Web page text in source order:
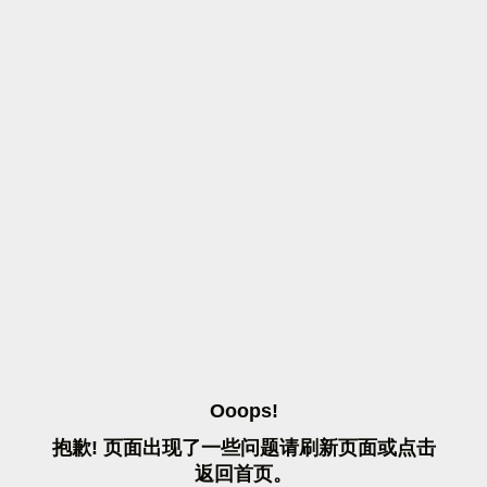
OOOPS!
抱歉! 页面出现了一些问题请刷 新页面或点击
返 回首页。